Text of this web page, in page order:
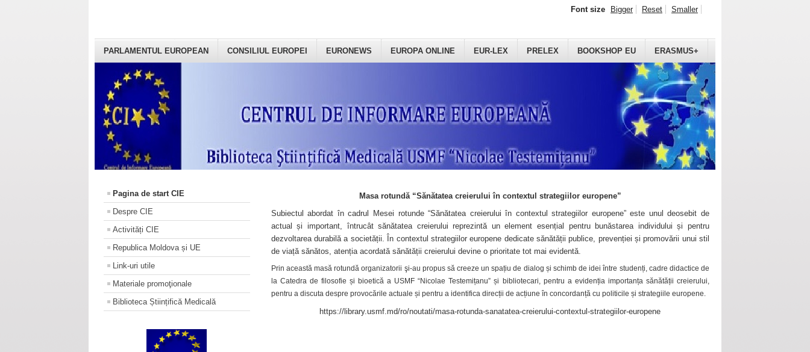
PARLAMENTUL EUROPEAN CONSILIUL EUROPEI EURONEWS EUROPA ONLINE EUR-LEX PRELEX BOOKSHOP EU ERASMUS+
Font size Bigger Reset Smaller
Pagina de start CIE
Despre CIE
Activități CIE
Republica Moldova și UE
Link-uri utile
Materiale promoţionale
Biblioteca Științifică Medicală
Masa rotundă “Sănătatea creierului în contextul strategiilor europene”
Subiectul abordat în cadrul Mesei rotunde “Sănătatea creierului în contextul strategiilor europene” este unul deosebit de
actual și important, întrucât sănătatea creierului reprezintă un element esențial pentru bunăstarea individului și pentru
dezvoltarea durabilă a societății. În contextul strategiilor europene dedicate sănătății publice, prevenției și promovării unui stil
de viață sănătos, atenția acordată sănătății creierului devine o prioritate tot mai evidentă.
Prin această masă rotundă organizatorii şi-au propus să creeze un spațiu de dialog și schimb de idei între studenți, cadre didactice de
la Catedra de filosofie și bioetică a USMF “Nicolae Testemițanu” și bibliotecari, pentru a evidenția importanța sănătății creierului,
pentru a discuta despre provocările actuale și pentru a identifica direcții de acțiune în concordanță cu politicile și strategiile europene.
https://library.usmf.md/ro/noutati/masa-rotunda-sanatatea-creierului-contextul-strategiilor-europene